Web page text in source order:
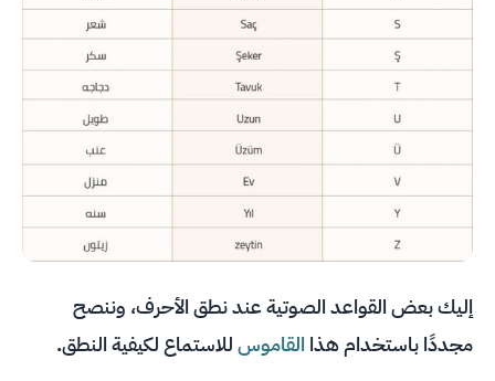
إليك بعض القواعد الصوتية عند نطق الأحرف، وننصح
مجددًا باستخدام هذا القاموسللاستماع لكيفية النطق.